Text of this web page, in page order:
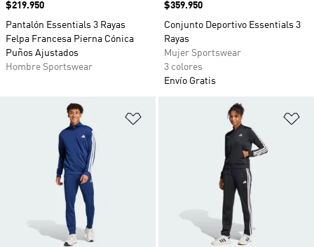
Precio
$219.950
Pantalón Essentials 3 Rayas
Felpa Francesa Pierna Cónica
Puños Ajustados
Hombre Sportswear
Precio
$359.950
Conjunto Deportivo Essentials 3
Rayas
Mujer Sportswear
3 colores
Envío Gratis
Añadir a la lista de deseos